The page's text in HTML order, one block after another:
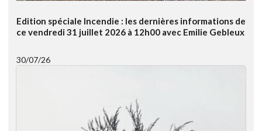
Edition spéciale Incendie : les dernières informations de
ce vendredi 31 juillet 2026 à 12h00 avec Emilie Gebleux
30/07/26